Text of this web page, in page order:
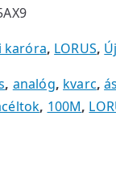
karóra, LORUS,
, analóg, kvarc,
, 100M,